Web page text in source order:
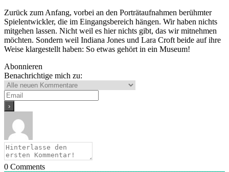
Zurück zum Anfang, vorbei an den Porträtaufnahmen berühmter
Spielentwickler, die im Eingangsbereich hängen. Wir haben nichts
mitgehen lassen. Nicht weil es hier nichts gibt, das wir mitnehmen
möchten. Sondern weil Indiana Jones und Lara Croft beide auf ihre
Weise klargestellt haben: So etwas gehört in ein Museum!
Abonnieren
Benachrichtige mich zu:
0 Comments